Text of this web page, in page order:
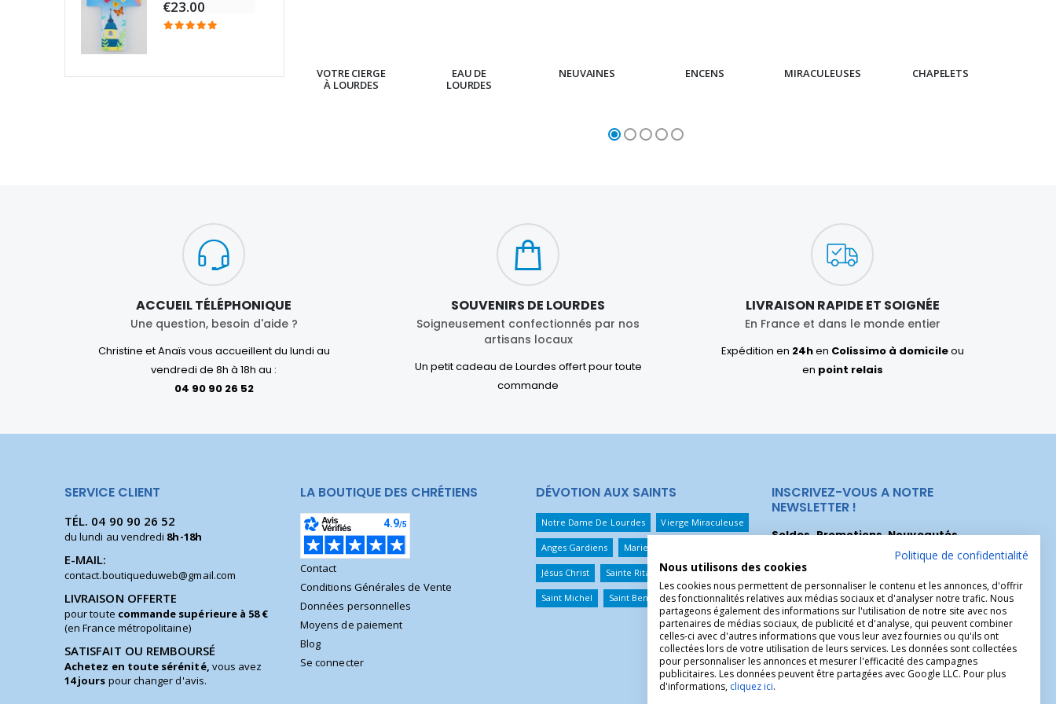
€23.00
VOTRE CIERGE
À LOURDES
EAU DE
LOURDES
NEUVAINES ENCENS MIRACULEUSES CHAPELETS
ACCUEIL TÉLÉPHONIQUE
Une question, besoin d'aide ?
Christine et Anaïs vous accueillent du lundi au
vendredi de 8h à 18h au :
04 90 90 26 52
SOUVENIRS DE LOURDES
Soigneusement confectionnés par nos
artisans locaux
Un petit cadeau de Lourdes offert pour toute
commande
LIVRAISON RAPIDE ET SOIGNÉE
En France et dans le monde entier
Expédition en 24hen Colissimo à domicileou
en point relais
SERVICE CLIENT
TÉL. 04 90 90 26 52
du lundi au vendredi 8h-18h
E-MAIL:
contact.boutiqueduweb@gmail.com
LIVRAISON OFFERTE
pour toute commande supérieure à 58 €
(en France métropolitaine)
SATISFAIT OU REMBOURSÉ
Achetez en toute sérénité, vous avez
14 jours pour changer d'avis.
LA BOUTIQUE DES CHRÉTIENS
Contact
Conditions Générales de Vente
Données personnelles
Moyens de paiement
Blog
Se connecter
DÉVOTION AUX SAINTS
Notre Dame De Lourdes Vierge Miraculeuse
Anges Gardiens Marie Qui Défait Les Noeuds
Jésus Christ Sainte Rita Sainte Thérèse
Saint Michel Saint Benoît Saint Christophe
INSCRIVEZ-VOUS A NOTRE
NEWSLETTER !
Soldes, Promotions, Nouveautés...
Inscrivez-vous maintenant pour recevoir
nos meilleures offres.
Politique de confidentialité
Nous utilisons des cookies
Les cookies nous permettent de personnaliser le contenu et les annonces, d'offrir
des fonctionnalités relatives aux médias sociaux et d'analyser notre trafic. Nous
partageons également des informations sur l'utilisation de notre site avec nos
partenaires de médias sociaux, de publicité et d'analyse, qui peuvent combiner
celles-ci avec d'autres informations que vous leur avez fournies ou qu'ils ont
collectées lors de votre utilisation de leurs services. Les données sont collectées
pour personnaliser les annonces et mesurer l'efficacité des campagnes
publicitaires. Les données peuvent être partagées avec Google LLC. Pour plus
d'informations, cliquez ici.